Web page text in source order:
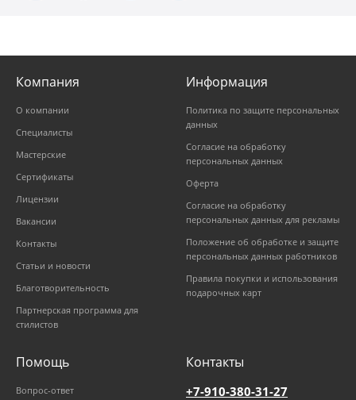
Компания
О компании
Специалисты
Мастерские
Сертификаты
Лицензии
Вакансии
Контакты
Статьи и новости
Благотворительность
Партнерская программа для
стилистов
Информация
Политика по защите персональных
данных
Согласие на обработку
персональных данных
Оферта
Согласие на обработку
персональных данных для рекламы
Положение об обработке и защите
персональных данных работников
Правила покупки и использования
подарочных карт
Помощь
Вопрос-ответ
Контакты
+7-910-380-31-27